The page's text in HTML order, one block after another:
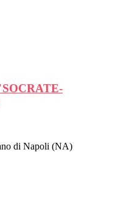
di Napoli (NA)